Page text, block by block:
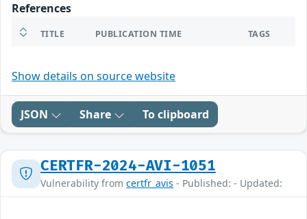
References
TITLE PUBLICATION TIME TAGS
Show details on source website
JSON Share To clipboard
CERTFR-2024-AVI-1051
Vulnerability from certfr_avis - Published: - Updated: